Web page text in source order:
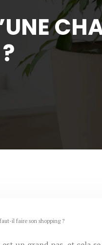
il faire son shopping ?